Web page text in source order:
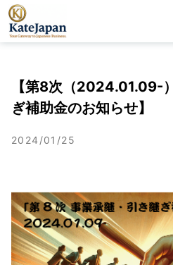
KateJapan
LLC
【第8次（2024.01.09-
ぎ補助金のお知らせ】
2024/01/25